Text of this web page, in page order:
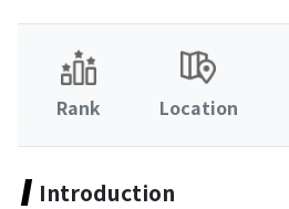
Rank Location
Introduction